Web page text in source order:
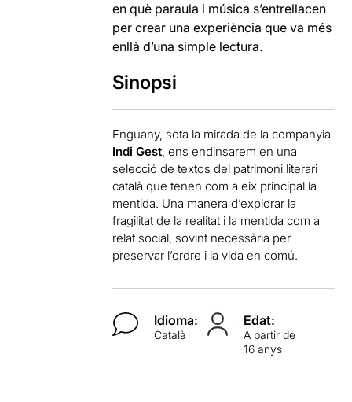
en què paraula i música s’entrellacen
per crear una experiència que va més
enllà d’una simple lectura.
Sinopsi
Enguany, sota la mirada de la companyia
Indi Gest, ens endinsarem en una
selecció de textos del patrimoni literari
català que tenen com a eix principal la
mentida. Una manera d’explorar la
fragilitat de la realitat i la mentida com a
relat social, sovint necessària per
preservar l’ordre i la vida en comú.
Idioma:
Català
Edat:
A partir de
16 anys